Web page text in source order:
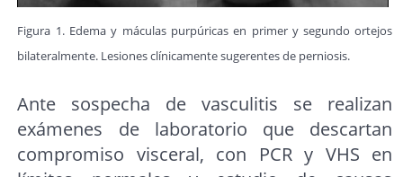
Figura 1. Edema y máculas purpúricas en primer y segundo ortejos
bilateralmente. Lesiones clínicamente sugerentes de perniosis.
Ante sospecha de vasculitis se realizan
exámenes de laboratorio que descartan
compromiso visceral, con PCR y VHS en